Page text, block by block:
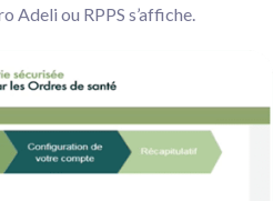
Adeli ou RPPS s’affiche.